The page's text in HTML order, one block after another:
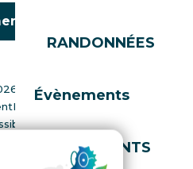
RANDONNÉES
Évènements
EVÈNEMENTS
venir ?
Mentions légales
Politique de confidentialité
: non conforme